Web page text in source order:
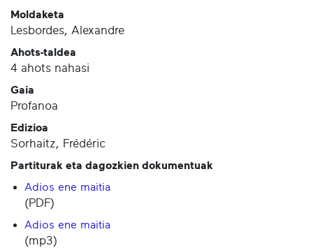
Moldaketa
Lesbordes, Alexandre
Ahots-taldea
4 ahots nahasi
Gaia
Profanoa
Edizioa
Sorhaitz, Frédéric
Partiturak eta dagozkien dokumentuak
Adios ene maitia
(PDF)
Adios ene maitia
(mp3)